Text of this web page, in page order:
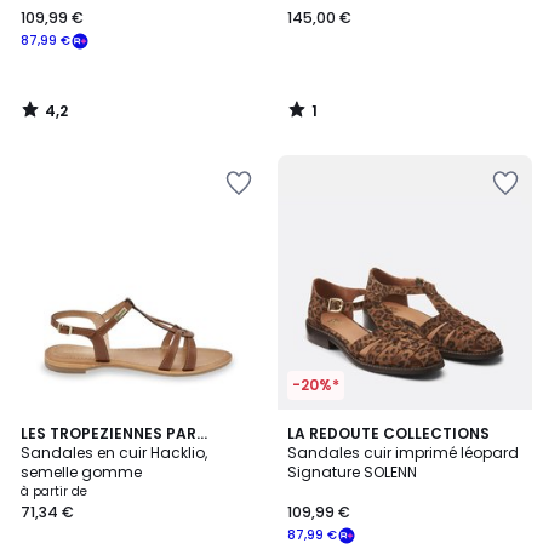
€
souscrivez
notre
programme
87,99 €
109,99 €
4,2
/
145,00 €
1
/
LES TROPEZIENNES PAR
M.BELARBI
Sandales en cuir Hacklio,
semelle gomme
à partir de
71,34 €
5
/
5
4
Couleurs
-20%*
LA REDOUTE COLLECTIONS
Sandales cuir imprimé léopard
Signature SOLENN
87,99 €
109,99 €
4,4
/ 5